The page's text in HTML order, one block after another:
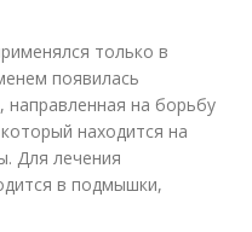
только в
появилась
направленная на борьбу
находится на
Для лечения
в подмышки,